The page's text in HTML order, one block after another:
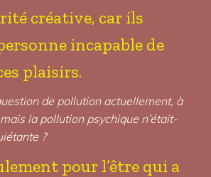
créative, car ils
incapable de
plaisirs.
de pollution actuellement, à
la pollution psychique n’était-
?
pour l’être qui a